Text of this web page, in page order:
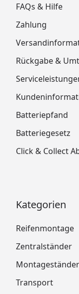
FAQs & Hilfe
Zahlung
Rückgabe &
Batteriepfand
Batteriegesetz
Click & Collect
Kategorien
Reifenmontage
Zentralständer
Montageständer
Transport